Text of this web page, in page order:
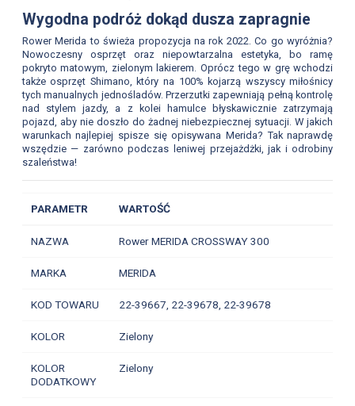
Wygodna podróż dokąd dusza zapragnie
Rower Merida to świeża propozycja na rok 2022. Co go wyróżnia?
Nowoczesny osprzęt oraz niepowtarzalna estetyka, bo ramę
pokryto matowym, zielonym lakierem. Oprócz tego w grę wchodzi
także osprzęt Shimano, który na 100% kojarzą wszyscy miłośnicy
tych manualnych jednośladów. Przerzutki zapewniają pełną kontrolę
nad stylem jazdy, a z kolei hamulce błyskawicznie zatrzymają
pojazd, aby nie doszło do żadnej niebezpiecznej sytuacji. W jakich
warunkach najlepiej spisze się opisywana Merida? Tak naprawdę
wszędzie — zarówno podczas leniwej przejażdżki, jak i odrobiny
szaleństwa!
PARAMETR WARTOŚĆ
NAZWA Rower MERIDA CROSSWAY 300
MARKA MERIDA
KOD TOWARU 22-39667, 22-39678, 22-39678
KOLOR Zielony
KOLOR
DODATKOWY
Zielony